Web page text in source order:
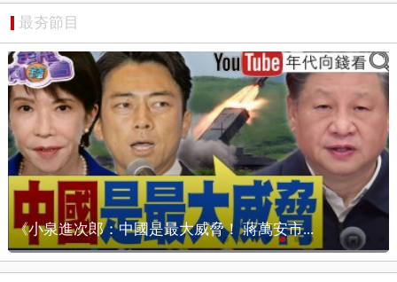
最夯節目
【狠狠抖內幕】選戰倒數115天！沈伯洋掃街...